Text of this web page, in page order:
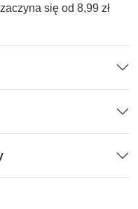
się od 8,99 zł